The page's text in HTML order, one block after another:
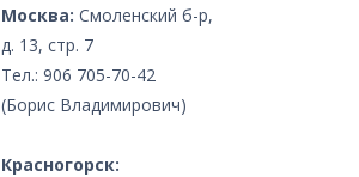
Москва: Смоленский б-р,
д. 13, стр. 7
Тел.: 906 705-70-42
(Борис Владимирович)
Красногорск: